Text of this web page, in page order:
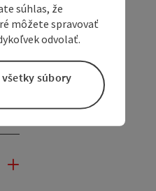
súhlas, že
môžete spravovať
odvolať.
súbory